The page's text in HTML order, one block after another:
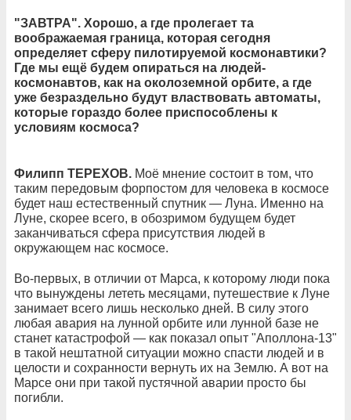
"ЗАВТРА". Хорошо, а где пролегает та
воображаемая граница, которая сегодня
определяет сферу пилотируемой космонавтики?
Где мы ещё будем опираться на людей-
космонавтов, как на околоземной орбите, а где
уже безраздельно будут властвовать автоматы,
которые гораздо более приспособлены к
условиям космоса?
Филипп ТЕРЕХОВ. Моё мнение состоит в том, что
таким передовым форпостом для человека в космосе
будет наш естественный спутник — Луна. Именно на
Луне, скорее всего, в обозримом будущем будет
заканчиваться сфера присутствия людей в
окружающем нас космосе.
Во-первых, в отличии от Марса, к которому люди пока
что вынуждены лететь месяцами, путешествие к Луне
занимает всего лишь несколько дней. В силу этого
любая авария на лунной орбите или лунной базе не
станет катастрофой — как показал опыт "Аполлона-13"
в такой нештатной ситуации можно спасти людей и в
целости и сохранности вернуть их на Землю. А вот на
Марсе они при такой пустячной аварии просто бы
погибли.